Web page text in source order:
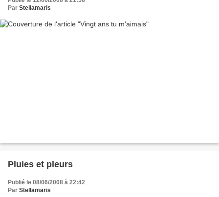
Par Stellamaris
Pluies et pleurs
Publié le 08/06/2008 à 22:42
Par Stellamaris